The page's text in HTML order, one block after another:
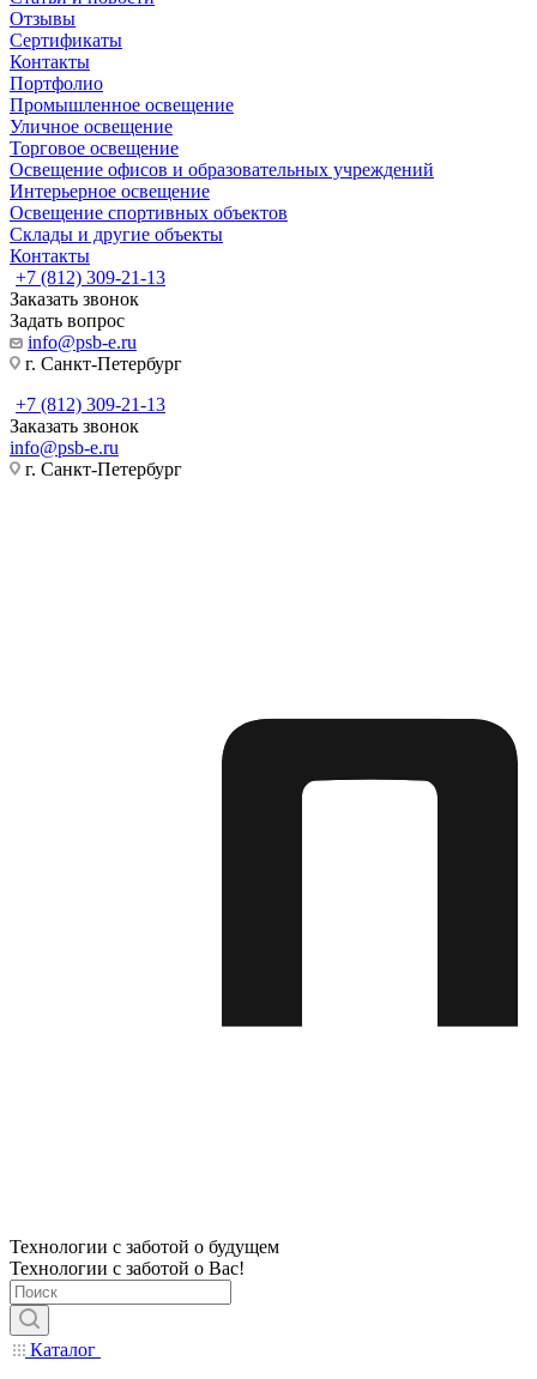
Отзывы
Сертификаты
Контакты
Портфолио
Промышленное освещение
Уличное освещение
Торговое освещение
Освещение офисов и образовательных учреждений
Интерьерное освещение
Освещение спортивных объектов
Склады и другие объекты
Контакты
+7 (812) 309-21-13
Заказать звонок
Задать вопрос
info@psb-e.ru
г. Санкт-Петербург
+7 (812) 309-21-13
Заказать звонок
info@psb-e.ru
г. Санкт-Петербург
Технологии с заботой о будущем
Технологии с заботой о Вас!
Каталог